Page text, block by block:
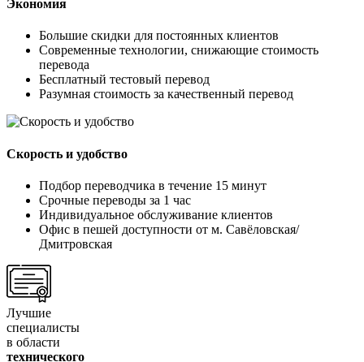
Экономия
Большие скидки для постоянных клиентов
Современные технологии, снижающие стоимость
перевода
Бесплатный тестовый перевод
Разумная стоимость за качественный перевод
Скорость и удобство
Подбор переводчика в течение 15 минут
Срочные переводы за 1 час
Индивидуальное обслуживание клиентов
Офис в пешей доступности от м. Савёловская/
Дмитровская
Лучшие
специалисты
в области
технического